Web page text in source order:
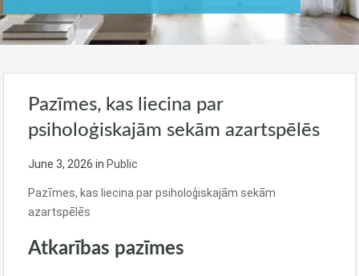
Pazīmes, kas liecina par
psiholoģiskajām sekām azartspēlēs
June 3, 2026 in Public
Pazīmes, kas liecina par psiholoģiskajām sekām
azartspēlēs
Atkarības pazīmes